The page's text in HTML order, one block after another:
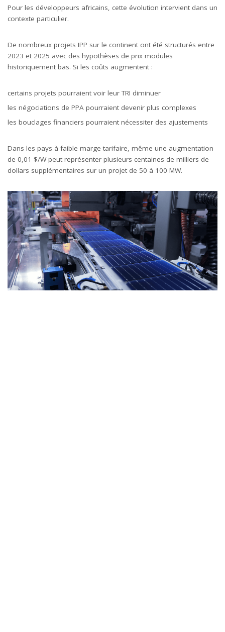
Pour les développeurs africains, cette évolution intervient dans un
contexte particulier.
De nombreux projets IPP sur le continent ont été structurés entre
2023 et 2025 avec des hypothèses de prix modules
historiquement bas. Si les coûts augmentent :
certains projets pourraient voir leur TRI diminuer
les négociations de PPA pourraient devenir plus complexes
les bouclages financiers pourraient nécessiter des ajustements
Dans les pays à faible marge tarifaire, même une augmentation
de 0,01 $/W peut représenter plusieurs centaines de milliers de
dollars supplémentaires sur un projet de 50 à 100 MW.